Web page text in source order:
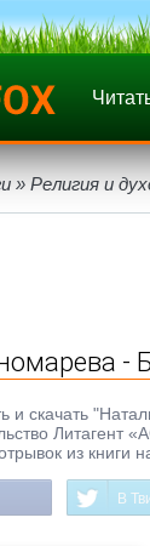
» Религия и
-
и скачать
Литагент
из книги
В